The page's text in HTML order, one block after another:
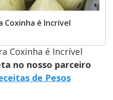
Coxinha é Incrível
Coxinha é Incrível
no nosso parceiro
de Pesos